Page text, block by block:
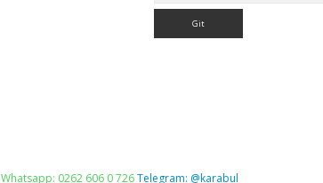
Whatsapp: 0262 606 0 726Telegram: @karabul